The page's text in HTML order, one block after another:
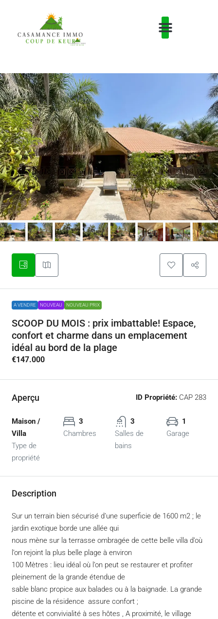
A VENDRE NOUVEAU NOUVEAU PRIX
SCOOP DU MOIS : prix imbattable! Espace,
confort et charme dans un emplacement
idéal au bord de la plage
€147.000
Aperçu ID Propriété: CAP 283
Maison /
Villa
Type de
propriété
3
Chambres
3
Salles de
bains
1
Garage
Description
Sur un terrain bien sécurisé d’une superficie de 1600 m2 ; le
jardin exotique borde une allée qui
nous mène sur la terrasse ombragée de cette belle villa d’où
l’on rejoint la plus belle plage à environ
100 Mètres : lieu idéal où l’on peut se restaurer et profiter
pleinement de la grande étendue de
sable blanc propice aux balades ou à la baignade. La grande
piscine de la résidence assure confort ;
détente et convivialité à ses hôtes , A proximité, le village